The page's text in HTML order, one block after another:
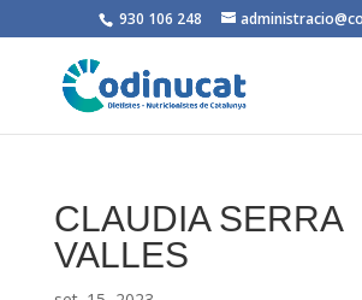
930 106 248
CLAUDIA SERRA
VALLES